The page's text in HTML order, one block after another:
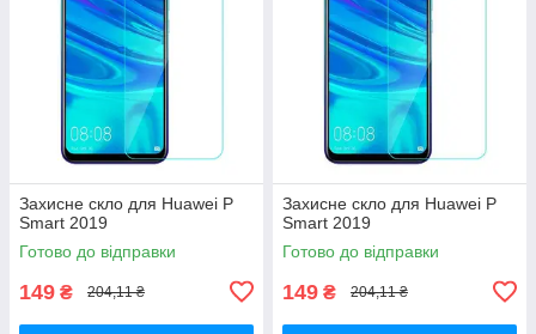
Захисне скло для Huawei P
Smart 2019
Готово до відправки
149 ₴ 204,11 ₴
Захисне скло для Huawei P
Smart 2019
Готово до відправки
149 ₴ 204,11 ₴